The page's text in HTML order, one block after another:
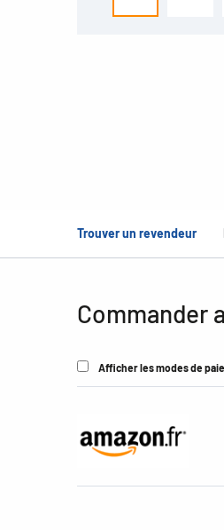
Trouver un revendeur
Commander
Afficher les modes de